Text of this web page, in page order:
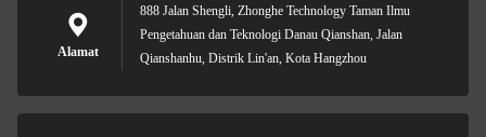
Alamat
888 Jalan Shengli, Zhonghe Technology Taman Ilmu
Pengetahuan dan Teknologi Danau Qianshan, Jalan
Qianshanhu, Distrik Lin'an, Kota Hangzhou